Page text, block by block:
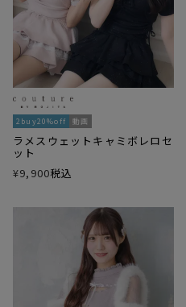
2buy20%off 動画
ラメスウェットキャミボレロセ
ット
¥9,900税込